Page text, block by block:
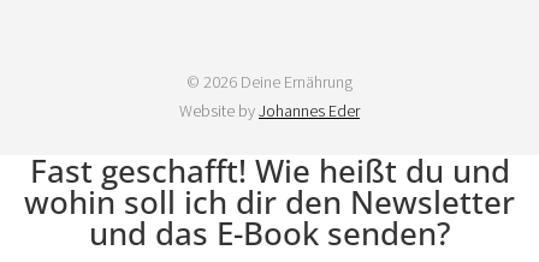
© 2026 Deine Ernährung
Website byJohannes Eder
Fast geschafft! Wie heißt du und
wohin soll ich dir den Newsletter
und das E-Book senden?